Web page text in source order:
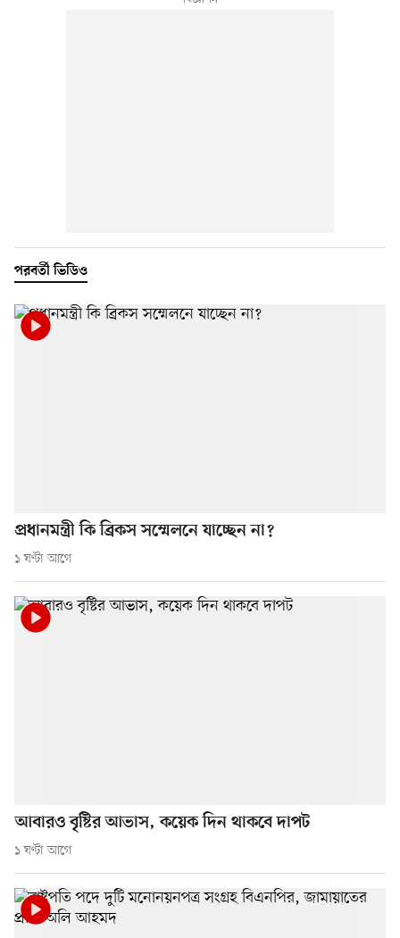
পরবর্তী ভিডিও
প্রধানমন্ত্রী কি ব্রিকস সম্মেলনে যাচ্ছেন না?
১ ঘণ্টা আগে
আবারও বৃষ্টির আভাস, কয়েক দিন থাকবে দাপট
১ ঘণ্টা আগে